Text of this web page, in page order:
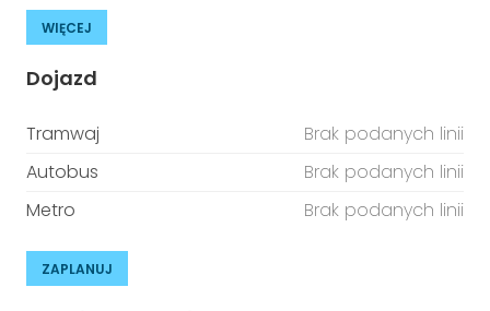
WIĘCEJ
Dojazd
Tramwaj
Brak podanych linii
Autobus
Brak podanych linii
Metro
Brak podanych linii
ZAPLANUJ